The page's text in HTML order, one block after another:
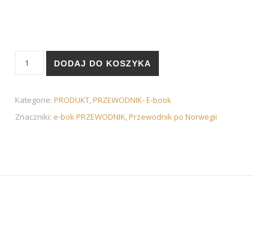
ilość Norwegia – 50 miejsc, które trzeba zobaczyć ...
DODAJ DO KOSZYKA
Kategorie: PRODUKT,PRZEWODNIK- E-book
Znaczniki: e-bok PRZEWODNIK,Przewodnik po Norwegii